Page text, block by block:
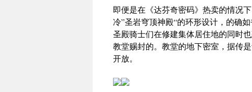
即便是在《达芬奇密码》热卖的情况
冷”圣岩穹顶神殿“的环形设计，的确
圣殿骑士们在修建集体居住地的同时
教堂赐封的。教堂的地下密室，据传
开放。